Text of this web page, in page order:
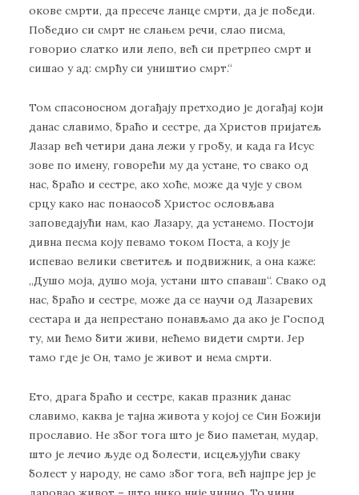
окове смрти, да пресече ланце смрти, да је победи.
Победио си смрт не слањем речи, слао писма,
говорио слатко или лепо, већ си претрпео смрт и
сишао у ад: смрћу си уништио смрт.“
Том спасоносном догађају претходио је догађај који
данас славимо, браћо и сестре, да Христов пријатељ
Лазар већ четири дана лежи у гробу, и када га Исус
зове по имену, говорећи му да устане, то свако од
нас, браћо и сестре, ако хоће, може да чује у свом
срцу како нас понаособ Христос ословљава
заповедајући нам, као Лазару, да устанемо. Постоји
дивна песма коју певамо током Поста, а коју је
испевао велики светитељ и подвижник, а она каже:
„Душо моја, душо моја, устани што спаваш“. Свако од
нас, браћо и сестре, може да се научи од Лазаревих
сестара и да непрестано понављамо да ако је Господ
ту, ми ћемо бити живи, нећемо видети смрти. Јер
тамо где је Он, тамо је живот и нема смрти.
Ето, драга браћо и сестре, какав празник данас
славимо, каква је тајна живота у којој се Син Божији
прославио. Не због тога што је био паметан, мудар,
што је лечио људе од болести, исцељујући сваку
болест у народу, не само због тога, већ најпре јер је